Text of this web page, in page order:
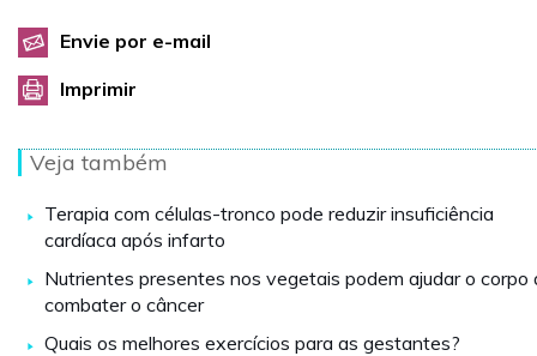
Envie por e-mail
Imprimir
Veja também
Terapia com células-tronco pode reduzir insuficiência
cardíaca após infarto
Nutrientes presentes nos vegetais podem ajudar o corpo
combater o câncer
Quais os melhores exercícios para as gestantes?